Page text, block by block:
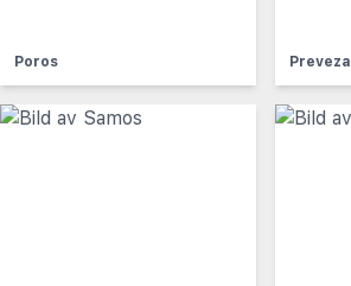
Poros Preveza